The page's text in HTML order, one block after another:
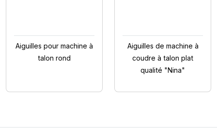
Aiguilles pour machine à
talon rond
Aiguilles de machine à
coudre à talon plat
qualité "Nina"